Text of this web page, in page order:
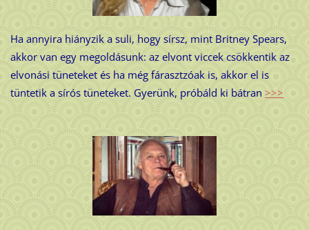
Ha annyira hiányzik a suli, hogy sírsz, mint Britney Spears,
akkor van egy megoldásunk: az elvont viccek csökkentik az
elvonási tüneteket és ha még fárasztzóak is, akkor el is
tüntetik a sírós tüneteket. Gyerünk, próbáld ki bátran >>>